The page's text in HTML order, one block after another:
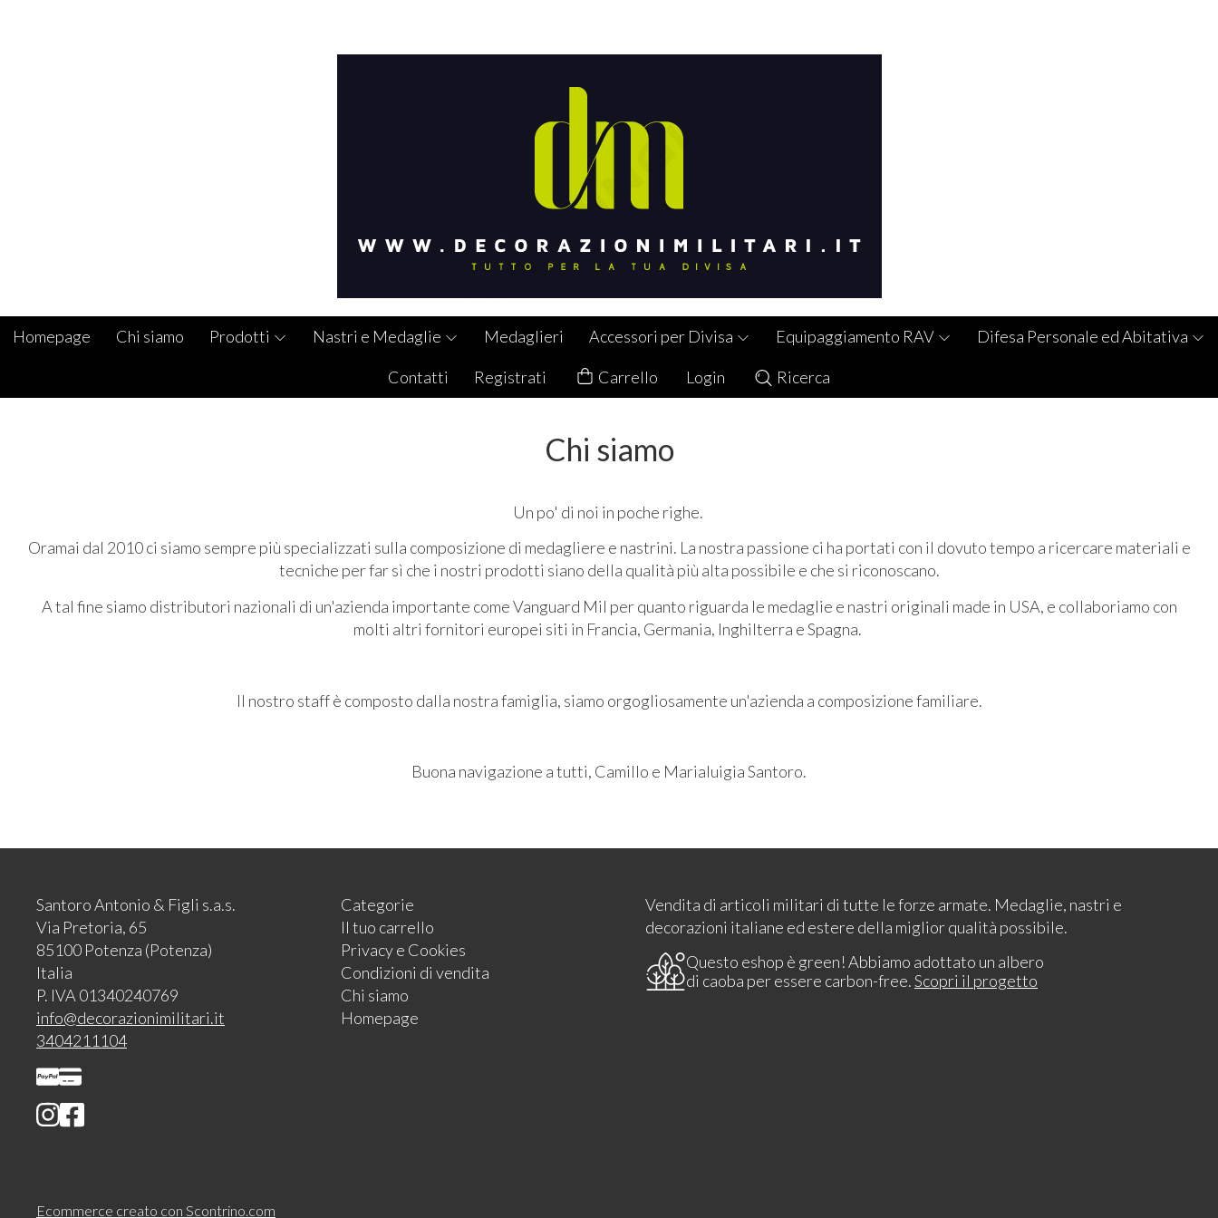
Homepage Chi siamo Prodotti Nastri e Medaglie Medaglieri Accessori per Divisa Equipaggiamento RAV Difesa Personale ed Abitativa
Contatti Registrati Carrello Login Ricerca
Chi siamo
Un po' di noi in poche righe.
Oramai dal 2010 ci siamo sempre più specializzati sulla composizione di medagliere e nastrini. La nostra passione ci ha portati con il dovuto tempo a ricercare materiali e
tecniche per far sì che i nostri prodotti siano della qualità più alta possibile e che si riconoscano.
A tal fine siamo distributori nazionali di un'azienda importante come Vanguard Mil per quanto riguarda le medaglie e nastri originali made in USA, e collaboriamo con
molti altri fornitori europei siti in Francia, Germania, Inghilterra e Spagna.
Il nostro staff è composto dalla nostra famiglia, siamo orgogliosamente un'azienda a composizione familiare.
Buona navigazione a tutti, Camillo e Marialuigia Santoro.
Santoro Antonio & Figli s.a.s.
Via Pretoria, 65
85100 Potenza (Potenza)
Italia
P. IVA 01340240769
info@decorazionimilitari.it
3404211104
Categorie
Il tuo carrello
Privacy e Cookies
Condizioni di vendita
Chi siamo
Homepage
Vendita di articoli militari di tutte le forze armate. Medaglie, nastri e
decorazioni italiane ed estere della miglior qualità possibile.
Questo eshop è green! Abbiamo adottato un albero
di caoba per essere carbon-free.Scopri il progetto
Ecommerce creato con Scontrino.com